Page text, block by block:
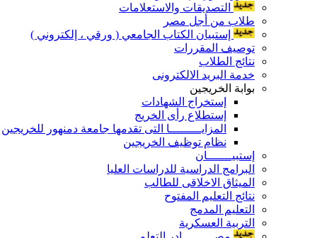
التصديقات والاستعلامات
طلاب من أجل مصر
إستبيان الكتاب الجامعي ( ورقي ، إلكتروني )
توصيف المقررات
نتائج الطلاب
خدمة البريد الالكترونى
بوابة الخريجين
إستخراج الشهادات
إستطلاع رأى الخريج
المزايـــــــــا التى تقدمها جامعة دمنهور للخريجين
نظام توظيف الخريجين
إستبيـــــــان
البرامج الدراسية للدراسات العليا
الميثاق الاخلاقى للطالب
نتائج التعليم المفتوح
التعليم المدمج
التربية العسكرية